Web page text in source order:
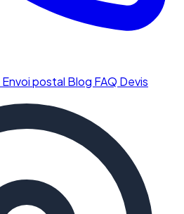
Envoi postal Blog FAQ Devis